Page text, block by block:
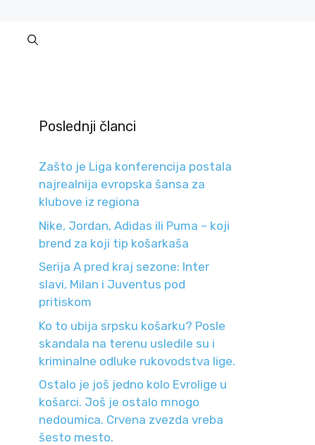
Poslednji članci
Zašto je Liga konferencija postala
najrealnija evropska šansa za
klubove iz regiona
Nike, Jordan, Adidas ili Puma – koji
brend za koji tip košarkaša
Serija A pred kraj sezone: Inter
slavi, Milan i Juventus pod
pritiskom
Ko to ubija srpsku košarku? Posle
skandala na terenu usledile su i
kriminalne odluke rukovodstva lige.
Ostalo je još jedno kolo Evrolige u
košarci. Još je ostalo mnogo
nedoumica. Crvena zvezda vreba
šesto mesto.